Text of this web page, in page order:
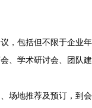
，包括但不限于企业年
、学术研讨会、团队建
场地推荐及预订，到会